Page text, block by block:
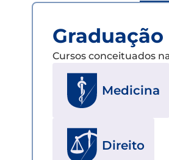
Graduação
Cursos conceituados
Medicina
Direito